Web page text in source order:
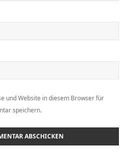
und Website in diesem Browser für
speichern.